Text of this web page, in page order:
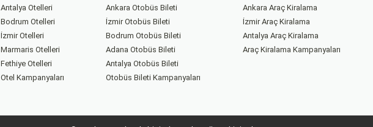
Antalya Otelleri
Bodrum Otelleri
İzmir Otelleri
Marmaris Otelleri
Fethiye Otelleri
Otel Kampanyaları
Ankara Otobüs Bileti
İzmir Otobüs Bileti
Bodrum Otobüs Bileti
Adana Otobüs Bileti
Antalya Otobüs Bileti
Otobüs Bileti Kampanyaları
Ankara Araç Kiralama
İzmir Araç Kiralama
Antalya Araç Kiralama
Araç Kiralama Kampanyaları